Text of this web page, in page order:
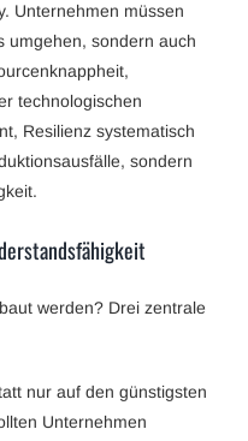
Unternehmen müssen
umgehen, sondern auch
technologischen
Resilienz systematisch
sondern
werden? Drei zentrale
nur auf den günstigsten
Unternehmen